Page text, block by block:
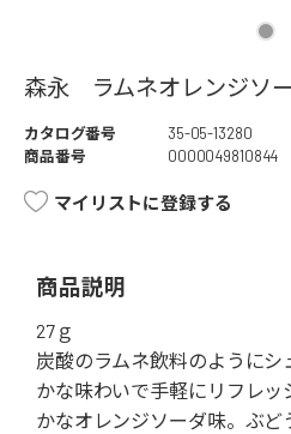
森永 ラムネオレンジソ
カタログ番号
35-05-13280
商品番号
0000049810844
マイリストに登録する
商品説明
27ｇ
炭酸のラムネ飲料のようにシ
かな味わいで手軽にリフレッ
かなオレンジソーダ味。ぶど